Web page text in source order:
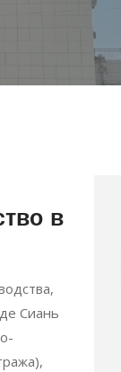
в
Сиань